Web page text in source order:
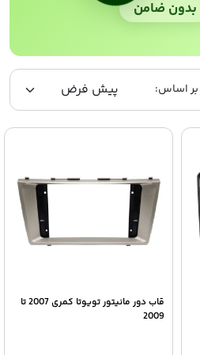
بدون ضامن
قاب دور مانیتور تویوتا کمری 2007 تا
2009